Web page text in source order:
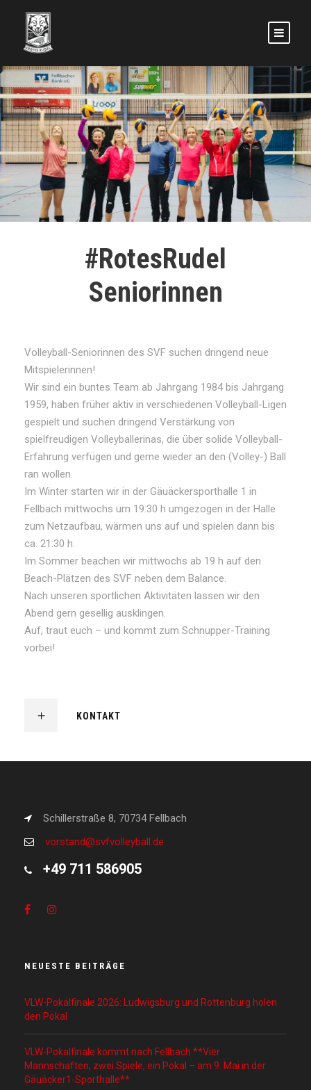
#RotesRudel
Seniorinnen
Volleyball-Seniorinnen des SVF suchen dringend neue
Mitspielerinnen!
Wir sind ein buntes Team ab Jahrgang 1984 bis Jahrgang
1959, haben früher aktiv in verschiedenen Volleyball-Ligen
gespielt und suchen dringend Verstärkung von
spielfreudigen Volleyballerinas, die über solide Volleyball-
Erfahrung verfügen und gerne wieder an den (Volley-) Ball
ran wollen.
Im Winter starten wir in der Gäuäckersporthalle 1 in
Fellbach mittwochs um 19:30 h umgezogen in der Halle
zum Netzaufbau, wärmen uns auf und spielen dann bis
ca. 21:30 h.
Im Sommer beachen wir mittwochs ab 19 h auf den
Beach-Plätzen des SVF neben dem Balance.
Nach unseren sportlichen Aktivitäten lassen wir den
Abend gern gesellig ausklingen.
Auf, traut euch – und kommt zum Schnupper-Training
vorbei!
KONTAKT
Schillerstraße 8, 70734 Fellbach
vorstand@svfvolleyball.de
+49 711 586905
NEUESTE BEITRÄGE
VLW-Pokalfinale 2026: Ludwigsburg und Rottenburg holen
den Pokal
VLW-Pokalfinale kommt nach Fellbach **Vier
Mannschaften, zwei Spiele, ein Pokal – am 9. Mai in der
Gäuäcker1-Sporthalle**